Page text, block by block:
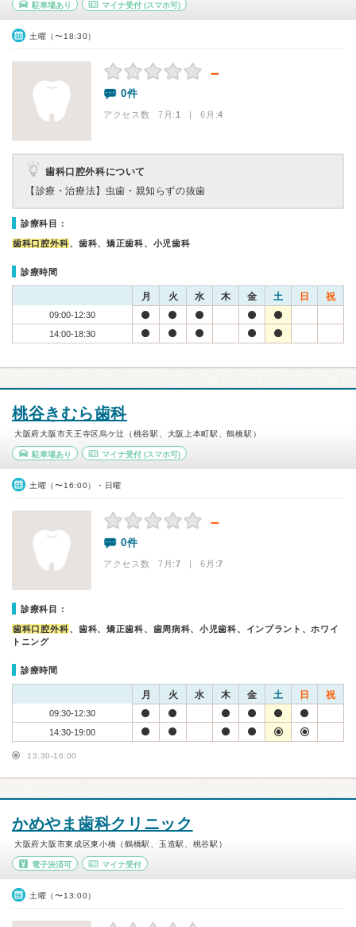
駐車場あり マイナ受付(スマホ可)
土曜（〜18:30）
－
0件
アクセス数 7月:1 | 6月:4
歯科口腔外科について
【診療・治療法】 虫歯・親知らずの抜歯
診療科目：
歯科口腔外科、歯科、矯正歯科、小児歯科
診療時間
月 火 水 木 金 土 日 祝
09:00-12:30
14:00-18:30
桃谷きむら歯科
大阪府大阪市天王寺区烏ケ辻（桃谷駅、大阪上本町駅、鶴橋駅）
駐車場あり マイナ受付(スマホ可)
土曜（〜16:00）・日曜
－
0件
アクセス数 7月:7 | 6月:7
診療科目：
歯科口腔外科、歯科、矯正歯科、歯周病科、小児歯科、インプラント、ホワイ
トニング
診療時間
月 火 水 木 金 土 日 祝
09:30-12:30
14:30-19:00
13:30-16:00
かめやま歯科クリニック
大阪府大阪市東成区東小橋（鶴橋駅、玉造駅、桃谷駅）
電子決済可 マイナ受付
土曜（〜13:00）